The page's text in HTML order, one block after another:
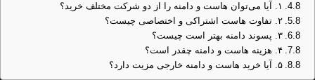
۱. آیا می‌توان هاست و دامنه را از دو شرکت مختلف خرید؟
۲. تفاوت هاست اشتراکی و اختصاصی چیست؟
۳. پسوند دامنه بهتر است چیست؟
۴. هزینه هاست و دامنه چقدر است؟
۵. آیا خرید هاست و دامنه خارجی مزیت دارد؟